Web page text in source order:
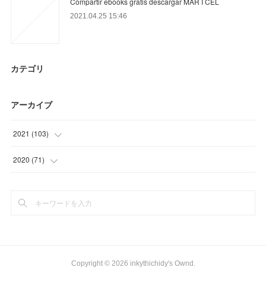
2021.04.25 15:46
カテゴリ
アーカイブ
2021 (103)
(27 )
(
2020 (71)
(
Copyright © 2026 inkythichidy's Ownd .